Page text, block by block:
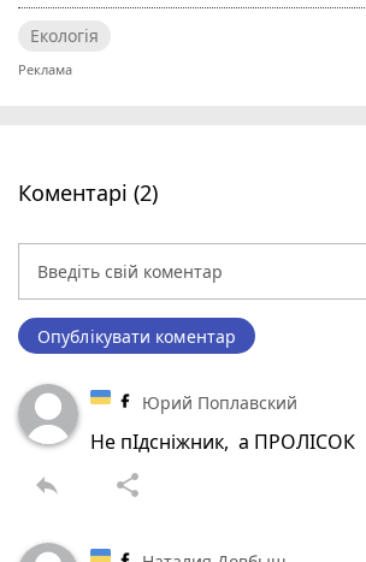
Екологія
Коментарі (2)
Опублікувати коментар
Юрий Поплавский
Не пІдсніжник, а ПРОЛІСОК
reply share